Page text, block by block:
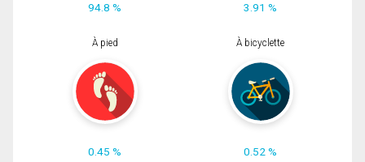
94.8 % 3.91 %
À pied
0.45 %
À bicyclette
0.52 %